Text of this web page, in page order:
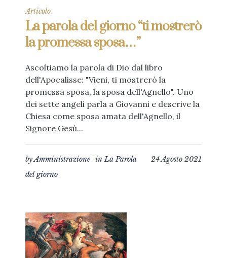
Articolo
La parola del giorno “ti mostrerò
la promessa sposa…”
Ascoltiamo la parola di Dio dal libro
dell'Apocalisse: "Vieni, ti mostrerò la
promessa sposa, la sposa dell'Agnello". Uno
dei sette angeli parla a Giovanni e descrive la
Chiesa come sposa amata dell'Agnello, il
Signore Gesù...
24 Agosto 2021
byAmministrazione inLa Parola
del giorno